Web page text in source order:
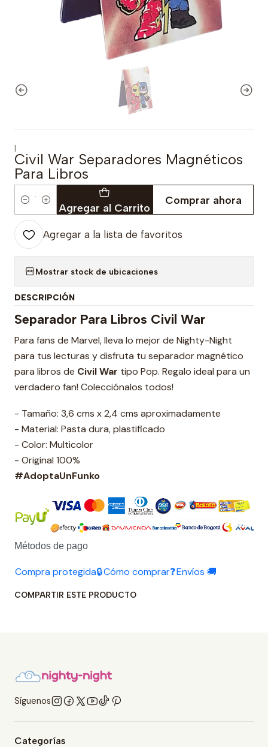
|
Civil War Separadores Magnéticos
Para Libros
Cantidad Agregar al Carrito
Comprar ahora
Agregar a la lista de favoritos
Mostrar stock de ubicaciones
DESCRIPCIÓN
Separador Para Libros Civil War
Para fans de Marvel, lleva lo mejor de Nighty-Night
para tus lecturas y disfruta tu separador magnético
para libros de Civil War tipo Pop. Regalo ideal para un
verdadero fan! Colecciónalos todos!
- Tamaño: 3,6 cms x 2,4 cms aproximadamente
- Material: Pasta dura, plastificado
- Color: Multicolor
- Original 100%
#AdoptaUnFunko
Métodos de pago
Compra protegida🔒Cómo comprar❓Envíos 🚚
COMPARTIR ESTE PRODUCTO
Síguenos
Categorías